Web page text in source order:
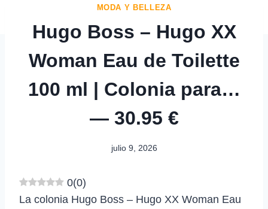
MODA Y BELLEZA
Hugo Boss – Hugo XX
Woman Eau de Toilette
100 ml | Colonia para…
— 30.95 €
julio 9, 2026
0(0)
La colonia Hugo Boss – Hugo XX Woman Eau